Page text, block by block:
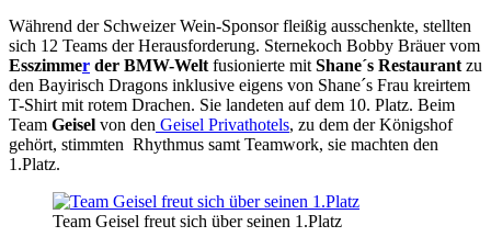
Während der Schweizer Wein-Sponsor fleißig ausschenkte, stellten
sich 12 Teams der Herausforderung. Sternekoch Bobby Bräuer vom
Esszimmer der BMW-Weltfusionierte mitShane´s Restaurantzu
den Bayirisch Dragons inklusive eigens von Shane´s Frau kreirtem
T-Shirt mit rotem Drachen. Sie landeten auf dem 10. Platz. Beim
Team Geisel von den Geisel Privathotels, zu dem der Königshof
gehört, stimmten Rhythmus samt Teamwork, sie machten den
1.Platz.
Team Geisel freut sich über seinen 1.Platz